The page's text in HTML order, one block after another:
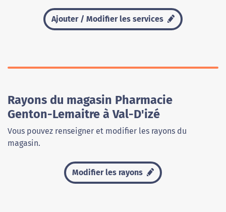
Ajouter / Modifier les services
Rayons du magasin Pharmacie
Genton-Lemaitre à Val-D'izé
Vous pouvez renseigner et modifier les rayons du
magasin.
Modifier les rayons